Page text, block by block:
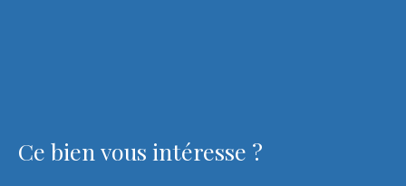
Ce bien vous intéresse ?